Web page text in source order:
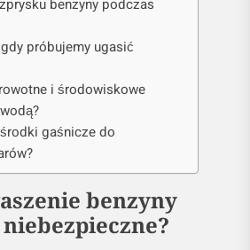
benzyny podczas
próbujemy ugasić
i środowiskowe
gaśnicze do
benzyny